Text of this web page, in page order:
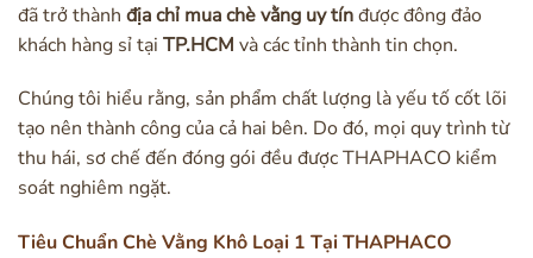
đã trở thành địa chỉ mua chè vằng uy tínđược đông đảo
khách hàng sỉ tại TP.HCM và các tỉnh thành tin chọn.
Chúng tôi hiểu rằng, sản phẩm chất lượng là yếu tố cốt lõi
tạo nên thành công của cả hai bên. Do đó, mọi quy trình từ
thu hái, sơ chế đến đóng gói đều được THAPHACO kiểm
soát nghiêm ngặt.
Tiêu Chuẩn Chè Vằng Khô Loại 1 Tại THAPHACO